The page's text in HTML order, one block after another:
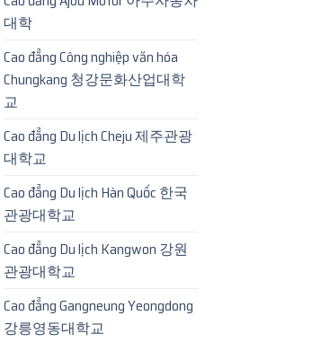
대학
Cao đẳng Công nghiệp văn hóa
Chungkang 청강문화산업대학
교
Cao đẳng Du lịch Cheju 제주관광
대학교
Cao đẳng Du lịch Hàn Quốc 한국
관광대학교
Cao đẳng Du lịch Kangwon 강원
관광대학교
Cao đẳng Gangneung Yeongdong
강릉영동대학교